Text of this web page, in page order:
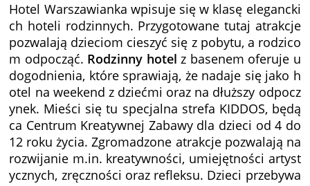
Hotel Warszawianka wpisuje się w klasę elegancki
ch hoteli rodzinnych. Przygotowane tutaj atrakcje
pozwalają dzieciom cieszyć się z pobytu, a rodzico
m odpocząć. Rodzinny hotelz basenem oferuje u
dogodnienia, które sprawiają, że nadaje się jako h
otel na weekend z dziećmi oraz na dłuższy odpocz
ynek. Mieści się tu specjalna strefa KIDDOS, będą
ca Centrum Kreatywnej Zabawy dla dzieci od 4 do
12 roku życia. Zgromadzone atrakcje pozwalają na
rozwijanie m.in. kreatywności, umiejętności artyst
ycznych, zręczności oraz refleksu. Dzieci przebywa